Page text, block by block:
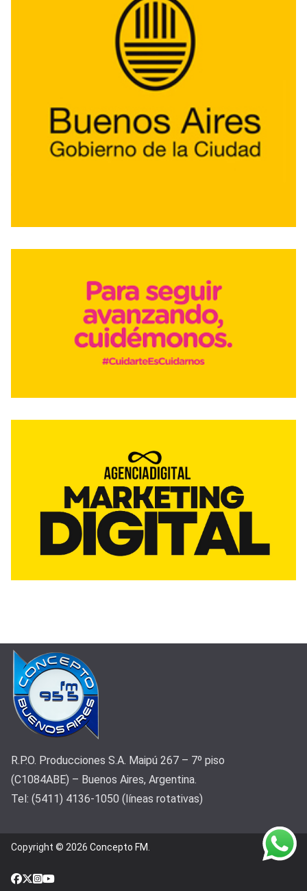
R.P.O. Producciones S.A. Maipú 267 – 7º piso
(C1084ABE) – Buenos Aires, Argentina.
Tel: (5411) 4136-1050 (líneas rotativas)
Copyright © 2026 Concepto FM